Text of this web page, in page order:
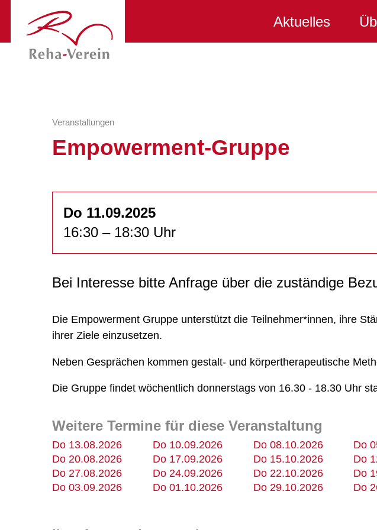
Aktuelles
Veranstaltungen
Empowerment-Gruppe
Do 11.09.2025
16:30 – 18:30 Uhr
Bei Interesse bitte Anfrage über die zuständige
Die Empowerment Gruppe unterstützt die Teilnehmer*innen, ihre
ihrer Ziele einzusetzen.
Neben Gesprächen kommen gestalt- und körpertherapeutische
Die Gruppe findet wöchentlich donnerstags von 16.30 - 18.30 Uhr
Weitere Termine für diese Veranstaltung
Do 13.08.2026
Do 20.08.2026
Do 27.08.2026
Do 03.09.2026
Do 10.09.2026
Do 17.09.2026
Do 24.09.2026
Do 01.10.2026
Do 08.10.2026
Do 15.10.2026
Do 22.10.2026
Do 29.10.2026
Do
Do
Do
Do